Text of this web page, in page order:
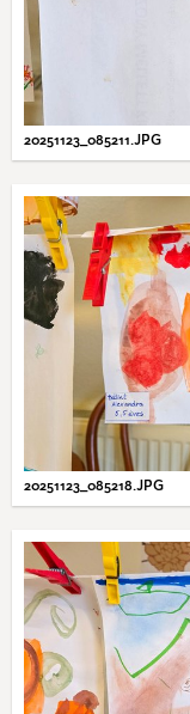
20251123_085211.JPG
20251123_085218.JPG